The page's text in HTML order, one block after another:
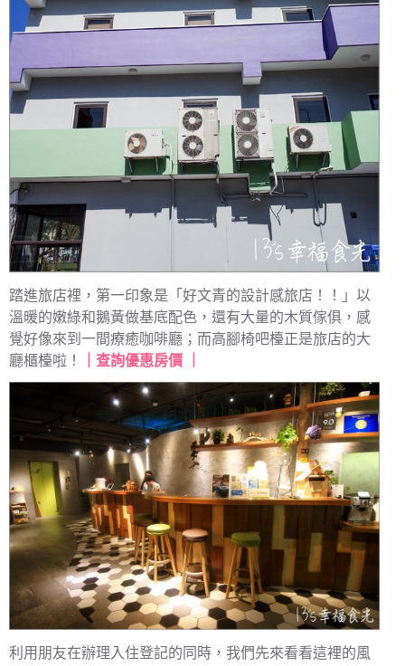
踏進旅店裡，第一印象是「好文青的設計感旅店！！」以
溫暖的嫩綠和鵝黃做基底配色，還有大量的木質傢俱，感
覺好像來到一間療癒咖啡廳；而高腳椅吧檯正是旅店的大
廳櫃檯啦！
查詢優惠房價
利用朋友在辦理入住登記的同時，我們先來看看這裡的風